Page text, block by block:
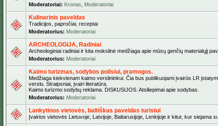
Moderatoriai: Kronas Moderatoriai
Kulinarinis paveldas
Tradicijos, papročiai, receptai
Moderatorius: Moderatoriai
ARCHEOLOGIJA, Radiniai
Archeologiniai radiniai ir kita mokslinė medžiaga apie mūsų genčių materialųjį
Moderatorius: Moderatoriai
Kaimo turizmas, sodybos poilsiui, pramogos.
Medžiaga kiekvienam kaimo verslininkui. Čia bus publikuojami įvairūs LR
verslu. Straipsniai, įvairi literatūra.
Kaimo turizmo sodybų reklama. DISKUSIJOS. Atsiliepimai apie sodybas.
Moderatorius: Moderatoriai
Lankytinos vietovės, baltiškas paveldas turistui
Įvairios vietovės Lietuvoje, Latvijoje, Baltarusijoje, Lenkijoje ir kitur, kur siejama